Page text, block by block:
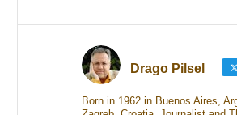
Drago Pilsel
Born in 1962 in Buenos Aires,